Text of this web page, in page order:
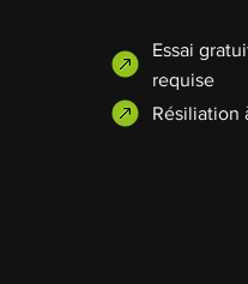
Essai
requise
Résiliation